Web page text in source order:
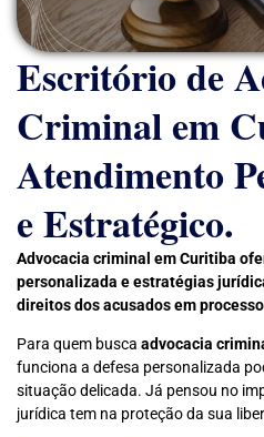
Escritório de
Criminal em
Atendimento
e Estratégico.
Advocacia criminal em Curitiba
personalizada e estratégias
direitos dos acusados em
Para quem busca advocacia
funciona a defesa personalizada
situação delicada. Já pensou no
jurídica tem na proteção da sua